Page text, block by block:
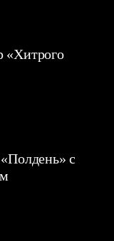
«Хитрого
с